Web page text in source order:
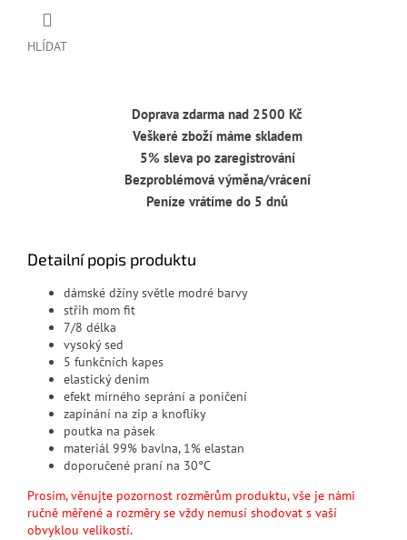
HLÍDAT
Doprava zdarma nad 2500 Kč
Veškeré zboží máme skladem
5% sleva po zaregistrování
Bezproblémová výměna/vrácení
Peníze vrátíme do 5 dnů
Detailní popis produktu
dámské džíny světle modré barvy
střih mom fit
7/8 délka
vysoký sed
5 funkčních kapes
elastický denim
efekt mírného seprání a poničení
zapínání na zip a knoflíky
poutka na pásek
materiál 99% bavlna, 1% elastan
doporučené praní na 30°C
Prosím, věnujte pozornost rozměrům produktu, vše je námi
ručně měřené a rozměry se vždy nemusí shodovat s vaší
obvyklou velikostí.